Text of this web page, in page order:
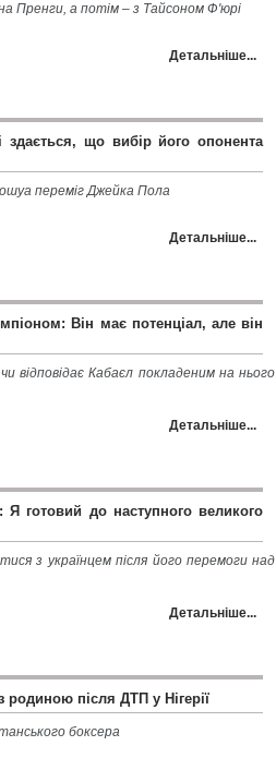
Пренги, а потім – з Тайсоном Ф'юрі
Детальніше...
здається, що вибір його опонента
переміг Джейка Пола
Детальніше...
Він має потенціал, але він
відповідає Кабаєл покладеним на нього
Детальніше...
готовий до наступного великого
з українцем після його перемоги над
Детальніше...
родиною після ДТП у Нігерії
боксера